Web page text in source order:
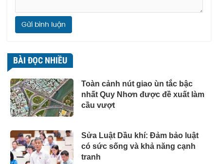
Gửi bình luận
BÀI ĐỌC NHIỀU
Toàn cảnh nút giao ùn tắc bậc
nhất Quy Nhơn được đề xuất làm
cầu vượt
Sửa Luật Dầu khí: Đảm bảo luật
có sức sống và khả năng cạnh
tranh